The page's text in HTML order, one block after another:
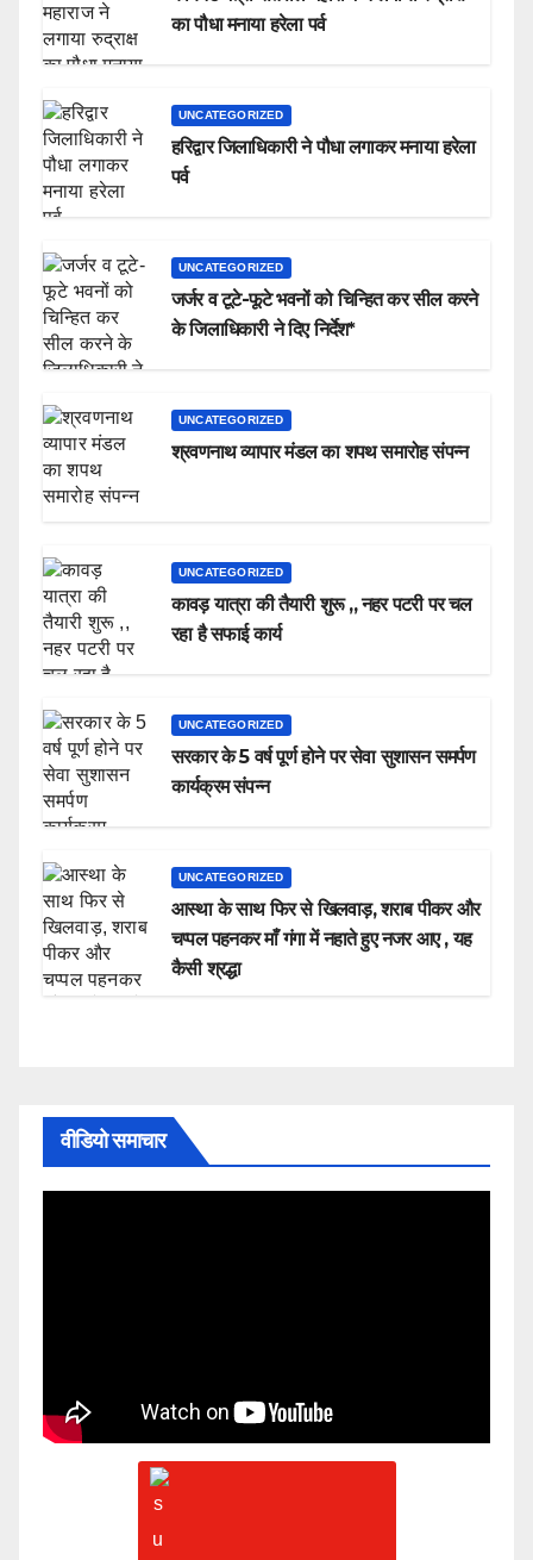
का पौधा मनाया हरेला पर्व
UNCATEGORIZED
हरिद्वार जिलाधिकारी ने पौधा लगाकर मनाया हरेला
पर्व
UNCATEGORIZED
जर्जर व टूटे-फूटे भवनों को चिन्हित कर सील करने
के जिलाधिकारी ने दिए निर्देश*
UNCATEGORIZED
श्रवणनाथ व्यापार मंडल का शपथ समारोह संपन्न
UNCATEGORIZED
कावड़ यात्रा की तैयारी शुरू ,, नहर पटरी पर चल
रहा है सफाई कार्य
UNCATEGORIZED
सरकार के 5 वर्ष पूर्ण होने पर सेवा सुशासन समर्पण
कार्यक्रम संपन्न
UNCATEGORIZED
आस्था के साथ फिर से खिलवाड़, शराब पीकर और
चप्पल पहनकर माँ गंगा में नहाते हुए नजर आए , यह
कैसी श्रद्धा
वीडियो समाचार